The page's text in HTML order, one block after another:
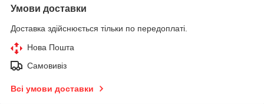
Умови доставки
Доставка здійснюється тільки по передоплаті.
Нова Пошта
Самовивіз
Всі умови доставки